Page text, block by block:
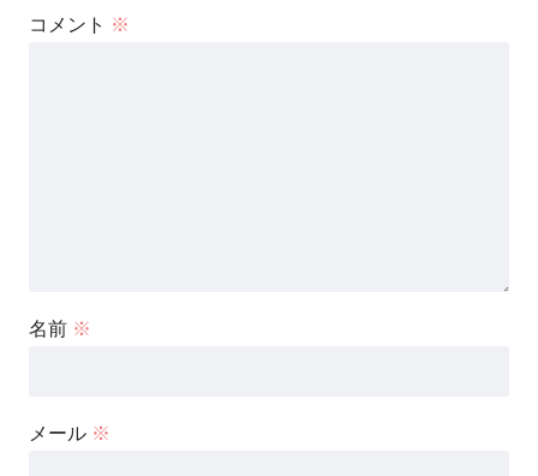
コメント ※
名前 ※
メール ※